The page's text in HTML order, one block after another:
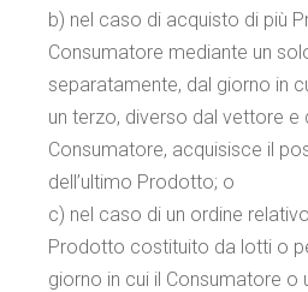
b) nel caso di acquisto di più
Consumatore mediante un
separatamente, dal giorno in
un terzo, diverso dal vettore e
Consumatore, acquisisce il
dell’ultimo Prodotto; o
c) nel caso di un ordine
Prodotto costituito da lotti o
giorno in cui il Consumatore o